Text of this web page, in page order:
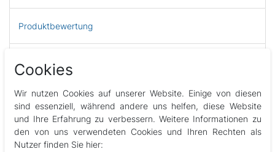
Produktbewertung
EU Verantwortliche Person
PVC Bogen 90° 2inch
Abbildungen können vom Original abweichen
Cookies
Wir nutzen Cookies auf unserer Website. Einige von diesen
sind essenziell, während andere uns helfen, diese Website
und Ihre Erfahrung zu verbessern. Weitere Informationen zu
den von uns verwendeten Cookies und Ihren Rechten als
Nutzer finden Sie hier: